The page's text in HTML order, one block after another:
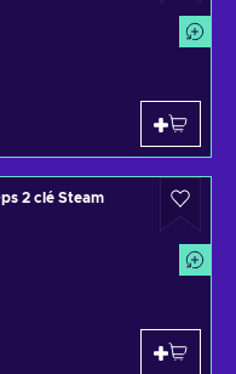
2 clé Steam